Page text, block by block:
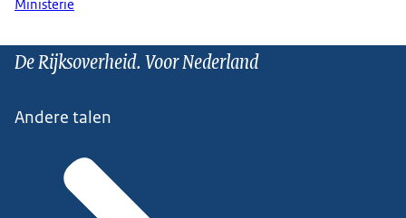
Ministerie
De Rijksoverheid. Voor Nederland
Andere talen